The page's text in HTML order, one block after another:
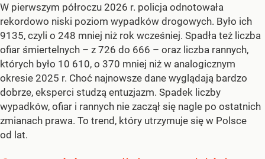
W pierwszym półroczu 2026 r. policja odnotowała
rekordowo niski poziom wypadków drogowych. Było ich
9135, czyli o 248 mniej niż rok wcześniej. Spadła też liczba
ofiar śmiertelnych – z 726 do 666 – oraz liczba rannych,
których było 10 610, o 370 mniej niż w analogicznym
okresie 2025 r. Choć najnowsze dane wyglądają bardzo
dobrze, eksperci studzą entuzjazm. Spadek liczby
wypadków, ofiar i rannych nie zaczął się nagle po ostatnich
zmianach prawa. To trend, który utrzymuje się w Polsce
od lat.